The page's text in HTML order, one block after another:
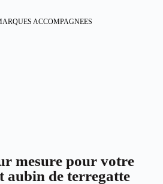
ACCOMPAGNEES
mesure pour votre
aubin de terregatte